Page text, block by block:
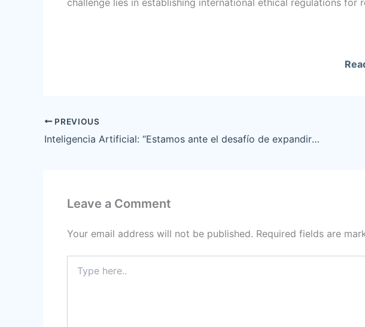
PREVIOUS
Inteligencia Artificial: “Estamos ante el desafío de expandir nuestra mente o convertirnos en espectadores pasivos”
Leave a Comment
Your email address will not be published. Required fields are
here..